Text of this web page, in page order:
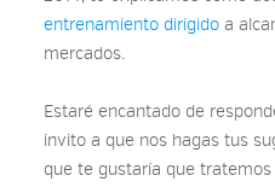
entrenamiento dirigidoa
mercados.
Estaré encantado de
invito a que nos hagas tus
que te gustaría que